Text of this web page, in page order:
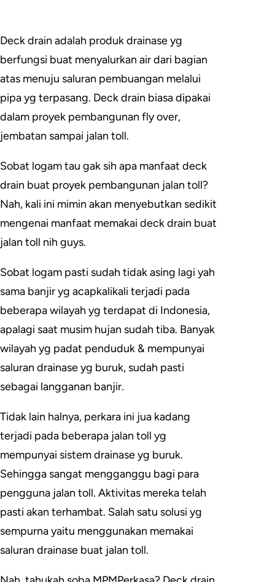
Deck drain adalah produk drainase yg
berfungsi buat menyalurkan air dari bagian
atas menuju saluran pembuangan melalui
pipa yg terpasang. Deck drain biasa dipakai
dalam proyek pembangunan fly over,
jembatan sampai jalan toll.
Sobat logam tau gak sih apa manfaat deck
drain buat proyek pembangunan jalan toll?
Nah, kali ini mimin akan menyebutkan sedikit
mengenai manfaat memakai deck drain buat
jalan toll nih guys.
Sobat logam pasti sudah tidak asing lagi yah
sama banjir yg acapkalikali terjadi pada
beberapa wilayah yg terdapat di Indonesia,
apalagi saat musim hujan sudah tiba. Banyak
wilayah yg padat penduduk & mempunyai
saluran drainase yg buruk, sudah pasti
sebagai langganan banjir.
Tidak lain halnya, perkara ini jua kadang
terjadi pada beberapa jalan toll yg
mempunyai sistem drainase yg buruk.
Sehingga sangat mengganggu bagi para
pengguna jalan toll. Aktivitas mereka telah
pasti akan terhambat. Salah satu solusi yg
sempurna yaitu menggunakan memakai
saluran drainase buat jalan toll.